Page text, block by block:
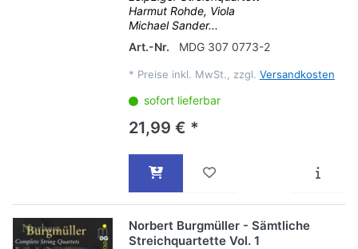
Harmut Rohde, Viola
Michael Sander...
Art.-Nr.
MDG 307 0773-2
* Preise inkl. MwSt., zzgl. Versandkosten
sofort lieferbar
21,99 € *
Norbert Burgmüller - Sämtliche
Streichquartette Vol. 1